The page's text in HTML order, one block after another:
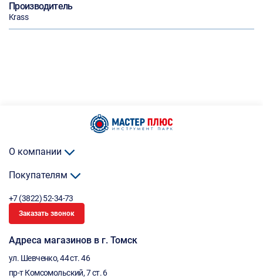
Производитель
Krass
О компании
Покупателям
+7 (3822) 52-34-73
Заказать звонок
Адреса магазинов в г. Томск
ул. Шевченко, 44 ст. 46
пр-т Комсомольский, 7 ст. 6